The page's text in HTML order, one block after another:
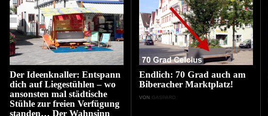
Der Ideenknaller: Entspann
dich auf Liegestühlen – wo
ansonsten mal städtische
Stühle zur freien Verfügung
standen… Der Wahnsinn
Endlich: 70 Grad auch am
Biberacher Marktplatz!
VON GASPARD